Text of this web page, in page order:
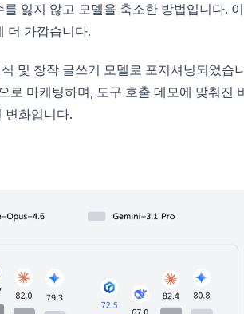
잃지 않고 모델을 축소한 방법입니다.
더 가깝습니다.
및 창작 글쓰기 모델로 포지셔닝되었습
로 마케팅하며, 도구 호출 데모에 맞춰진
변화입니다.